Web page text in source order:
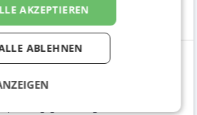
breit gefächerte Angebot, ganz
unter der die einzelnen Produkte
wurde präsentiert. Der Auftritt reicht
über den
AKZEPTIEREN
ABLEHNEN